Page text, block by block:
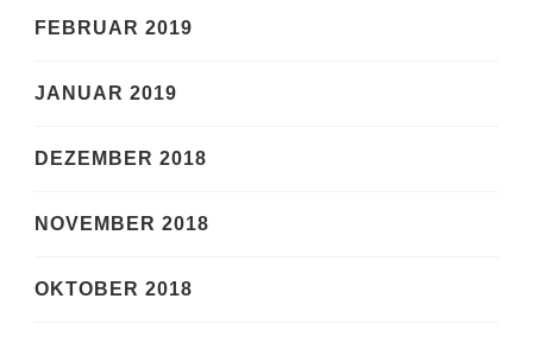
FEBRUAR 2019
JANUAR 2019
DEZEMBER 2018
NOVEMBER 2018
OKTOBER 2018